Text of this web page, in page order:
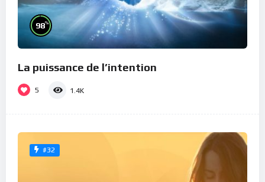
98%
La puissance de l’intention
5 1.4K
#32